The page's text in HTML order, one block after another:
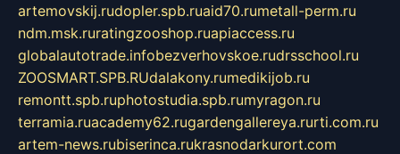
artemovskij.rudopler.spb.ruaid70.rumetall-perm.ru
ndm.msk.ruratingzooshop.ruapiaccess.ru
globalautotrade.infobezverhovskoe.rudrsschool.ru
ZOOSMART.SPB.RUdalakony.rumedikijob.ru
remontt.spb.ruphotostudia.spb.rumyragon.ru
terramia.ruacademy62.rugardengallereya.rurti.com.ru
artem-news.rubiserinca.rukrasnodarkurort.com